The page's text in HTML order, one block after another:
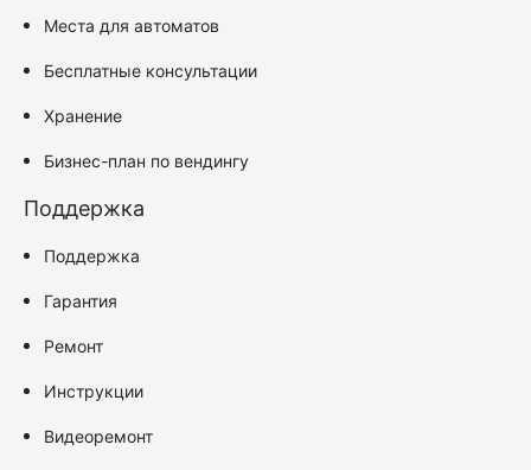
Места для автоматов
Бесплатные консультации
Хранение
Бизнес-план по вендингу
Поддержка
Поддержка
Гарантия
Ремонт
Инструкции
Видеоремонт